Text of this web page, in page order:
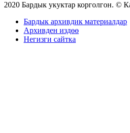
2020 Бардык укуктар корголгон.
Бардык архивдик материалдар
Архивден издөө
Негизги сайтка